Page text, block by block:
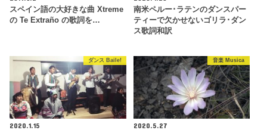
スペイン語の大好きな曲 Xtreme
の Te Extraño の歌詞を…
南米ペルー･ラテンのダンスパー
ティーで欠かせないゴリラ･ダン
ス歌詞和訳
ダンス Baile!
2020.1.15
音楽 Musica
2020.5.27